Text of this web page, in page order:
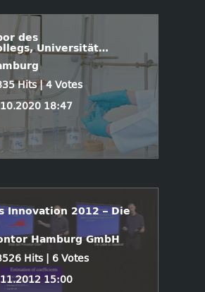
des
Universität
Hits | 4 Votes
18:47
Innovation 2012 – Die
Hamburg GmbH
Hits | 6 Votes
15:00